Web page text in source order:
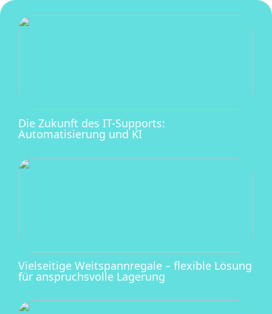
Die Zukunft des IT-Supports:
Automatisierung und KI
Vielseitige Weitspannregale – flexible Lösung
für anspruchsvolle Lagerung